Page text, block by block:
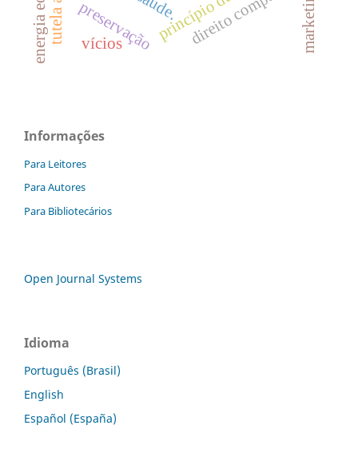
preservação
vícios
Informações
Para Leitores
Para Autores
Para Bibliotecários
Open Journal Systems
Idioma
Português (Brasil)
English
Español (España)